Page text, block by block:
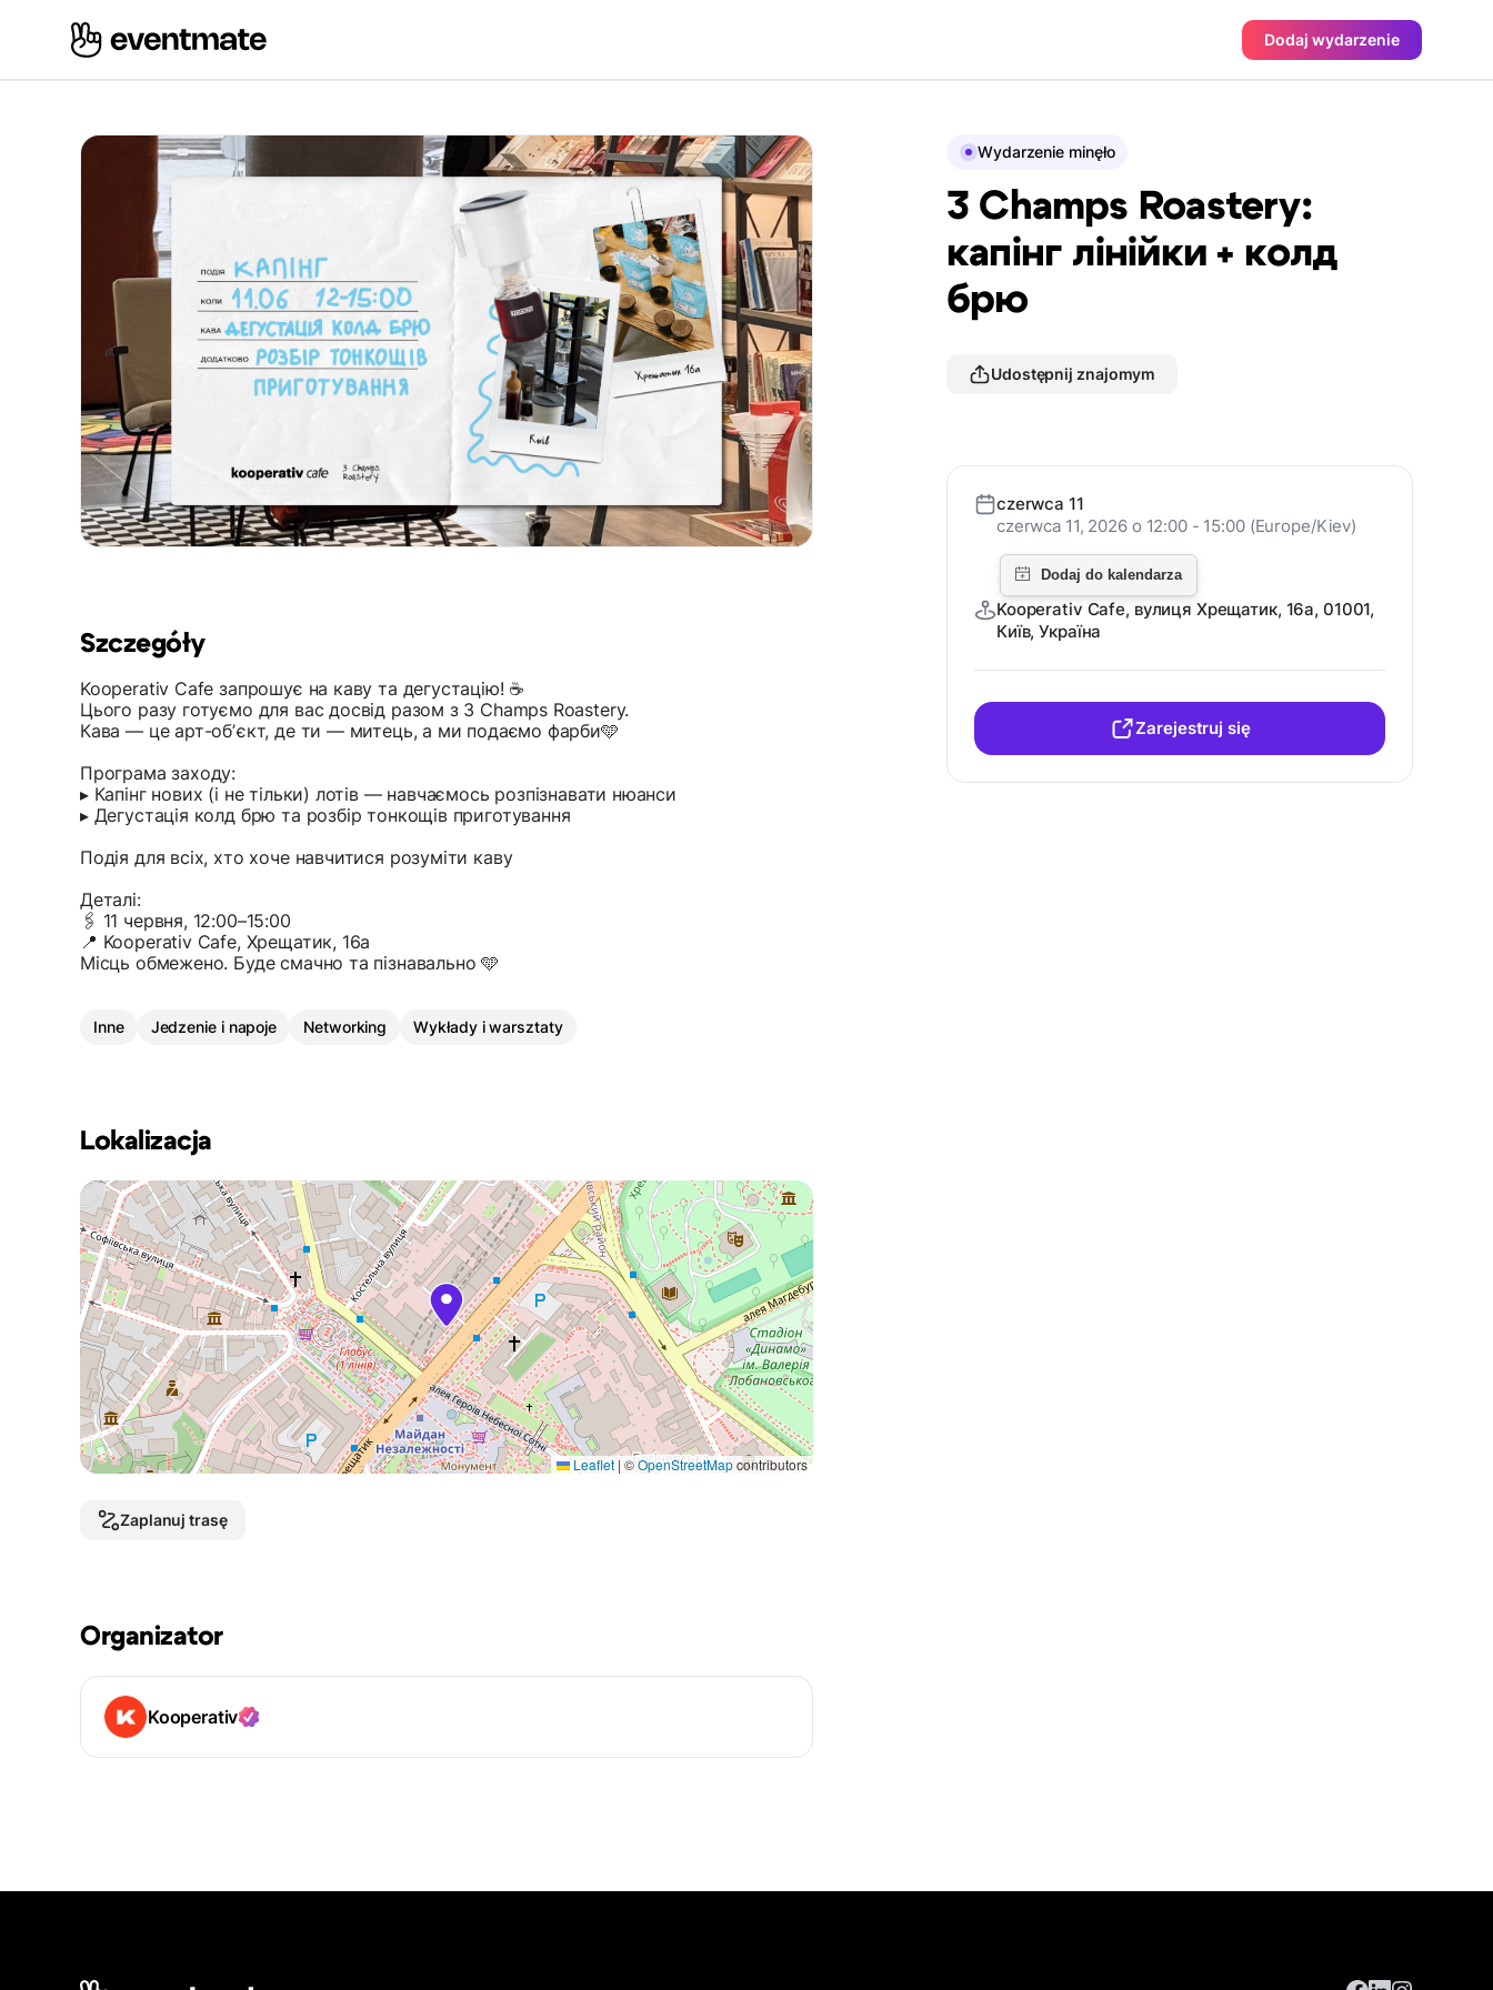
Dodaj wydarzenie
Szczegóły
Kooperativ Cafe запрошує на каву та дегустацію! ☕️
Цього разу готуємо для вас досвід разом з 3 Champs Roastery.
Кава — це арт-обʼєкт, де ти — митець, а ми подаємо фарби🩵
Програма заходу:
▸ Капінг нових (і не тільки) лотів — навчаємось розпізнавати нюанси
▸ Дегустація колд брю та розбір тонкощів приготування
Подія для всіх, хто хоче навчитися розуміти каву
Деталі:
🖇️ 11 червня, 12:00–15:00
📍 Kooperativ Cafe, Хрещатик, 16а
Місць обмежено. Буде смачно та пізнавально 🩵
Inne Jedzenie i napoje Networking Wykłady i warsztaty
Lokalizacja
Leaflet | ©OpenStreetMapcontributors
Zaplanuj trasę
Organizator
Kooperativ
Wydarzenie minęło
3 Champs Roastery:
капінг лінійки + колд
брю
Udostępnij znajomym
czerwca 11
czerwca 11, 2026 o 12:00 - 15:00 (Europe/Kiev)
Kooperativ Cafe, вулиця Хрещатик, 16а, 01001,
Київ, Україна
Zarejestruj się